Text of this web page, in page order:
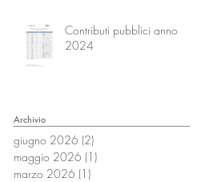
Contributi pubblici anno
2024
Archivio
giugno 2026 (2)
maggio 2026 (1)
marzo 2026 (1)